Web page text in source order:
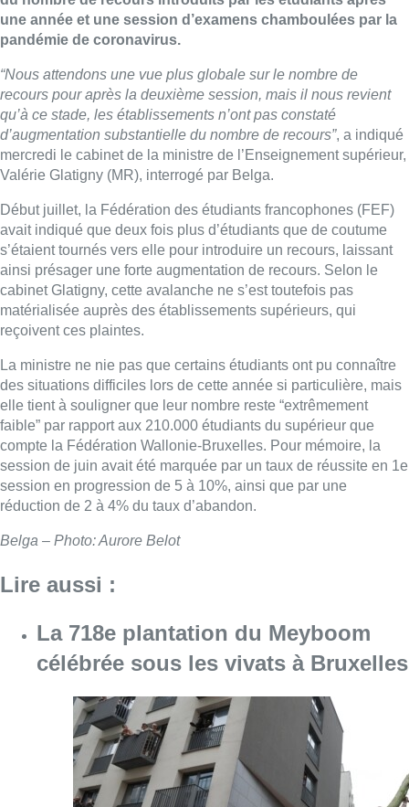
une année et une session d’examens chamboulées par la
pandémie de coronavirus.
“Nous attendons une vue plus globale sur le nombre de
recours pour après la deuxième session, mais il nous revient
qu’à ce stade, les établissements n’ont pas constaté
d’augmentation substantielle du nombre de recours”, a indiqué
mercredi le cabinet de la ministre de l’Enseignement supérieur,
Valérie Glatigny (MR), interrogé par Belga.
Début juillet, la Fédération des étudiants francophones (FEF)
avait indiqué que deux fois plus d’étudiants que de coutume
s’étaient tournés vers elle pour introduire un recours, laissant
ainsi présager une forte augmentation de recours. Selon le
cabinet Glatigny, cette avalanche ne s’est toutefois pas
matérialisée auprès des établissements supérieurs, qui
reçoivent ces plaintes.
La ministre ne nie pas que certains étudiants ont pu connaître
des situations difficiles lors de cette année si particulière, mais
elle tient à souligner que leur nombre reste “extrêmement
faible” par rapport aux 210.000 étudiants du supérieur que
compte la Fédération Wallonie-Bruxelles. Pour mémoire, la
session de juin avait été marquée par un taux de réussite en 1e
session en progression de 5 à 10%, ainsi que par une
réduction de 2 à 4% du taux d’abandon.
Belga – Photo: Aurore Belot
Lire aussi :
La 718e plantation du Meyboom
célébrée sous les vivats à Bruxelles